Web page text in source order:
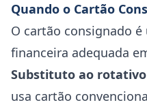
Quando o Cartão
O cartão consignado
financeira adequada
Substituto ao
usa cartão